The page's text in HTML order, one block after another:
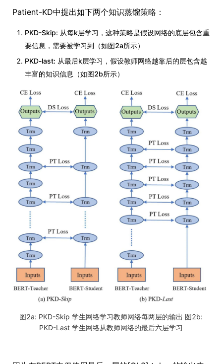
Patient-KD中提出如下两个知识蒸馏策略：
PKD-Skip: 从每k层学习，这种策略是假设网络的底层包含重
要信息，需要被学习到（如图2a所示）
PKD-last: 从最后k层学习，假设教师网络越靠后的层包含越
丰富的知识信息（如图2b所示）
图2a: PKD-Skip 学生网络学习教师网络每两层的输出 图2b:
PKD-Last 学生网络从教师网络的最后六层学习